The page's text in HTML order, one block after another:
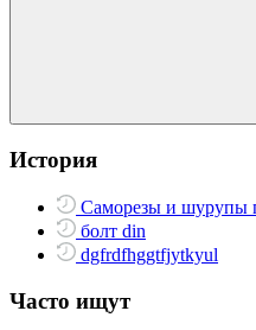
История
Саморезы и
болт din
dgfrdfhggtfjytkyul
Часто ищут